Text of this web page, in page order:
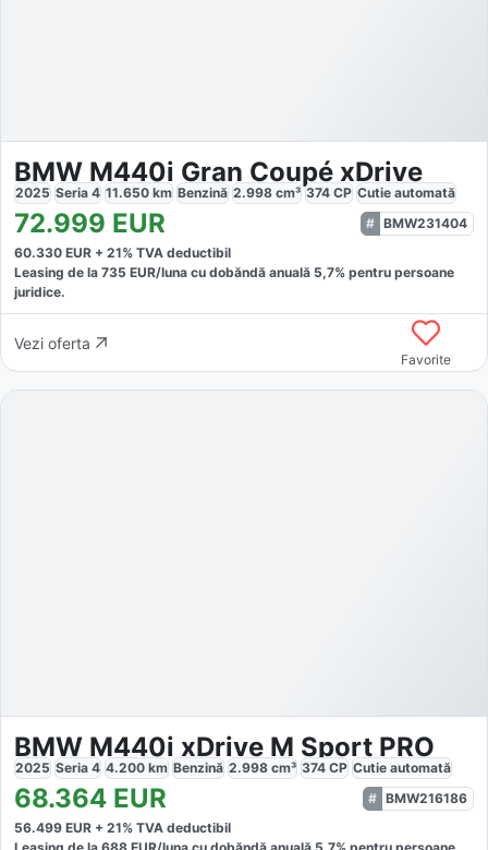
BMW M440i Gran Coupé xDrive
2025 Seria 4 11.650 km Benzină 2.998 cm³ 374 CP Cutie automată
72.999 EUR
BMW231404
60.330 EUR + 21% TVA deductibil
Leasing de la 735 EUR/luna cu dobăndă anuală 5,7% pentru persoane
juridice.
Vezi oferta
Favorite
BMW M440i xDrive M Sport PRO
2025 Seria 4 4.200 km Benzină 2.998 cm³ 374 CP Cutie automată
68.364 EUR
BMW216186
56.499 EUR + 21% TVA deductibil